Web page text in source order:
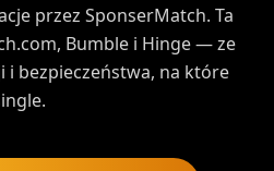
przez SponserMatch. Ta
Bumble i Hinge — ze
bezpieczeństwa, na które